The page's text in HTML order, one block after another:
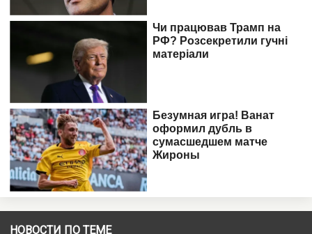
НОВОСТИ ПО ТЕМЕ